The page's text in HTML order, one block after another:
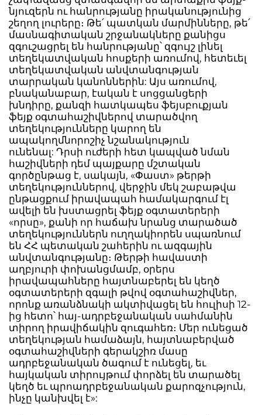
նյուզերն ու հանրությանը իրականությունից
շեղող լուրերը։ Թե՛ պատկան մարմինները, թե՛
մասնագիտական շրջանակները քանիցս
զգուշացրել են հանրությանը՝ զգույշ լինել
տեղեկատվական հոսքերի առումով, հետեւել
տեղեկատվական անվտանգության
տարրական կանոններին: Այս առումով,
բնականաբար, էական է սոցցանցերի
խնդիրը, քանզի հատկապես ֆեյսբուքյան
ֆեյք օգտահաշիվներով տարածվող
տեղեկությունները կարող են
ապակողմնորոշիչ նշանակություն
ունենալ: Դրսի ուժերի հետ կապված նման
հաշիվների դեմ պայքարը մշտական
գործընթաց է, սակայն, «Փաստ» թերթի
տեղեկություններով, վերջին մեկ շաբաթվա
ընթացքում իրավապահ համակարգում էլ
ավելի են խստացրել ֆեյք օգտատերերի
«որսը», քանի որ հաճախ նրանց տարածած
տեղեկություններն ուղղակիորեն սպառնում
են ՀՀ պետական շահերին ու ազգային
անվտանգությանը։ Թերթի հավաստի
աղբյուրի փոխանցմամբ, օրերս
իրավապահները հայտնաբերել են կեղծ
օգտատերերի զգալի թվով օգտահաշիվներ,
որոնք առանձնակի ակտիվացել են հուլիսի 12-
ից հետո՝ հայ-ադրբեջանական սահմանին
տիրող իրավիճակին զուգահեռ։ Մեր ունեցած
տեղեկության համաձայն, հայտնաբերված
օգտահաշիվների գերակշիռ մասը
ադրբեջանական ծագում է ունեցել, եւ
հայկական տիրույթում փորձել են տարածել
կեղծ եւ պրոադրբեջանական քարոզչություն,
ինչը կանխվել է»: